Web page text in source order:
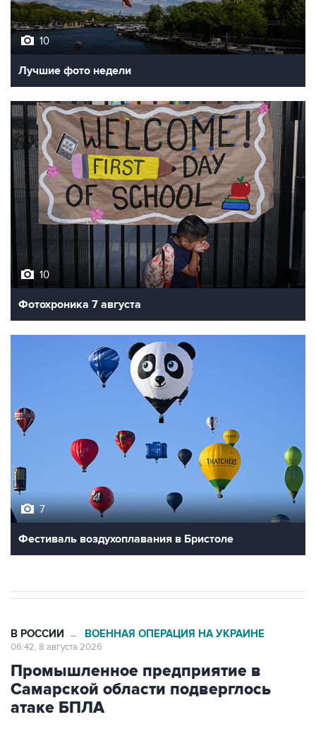
10
Лучшие фото недели
10
Фотохроника 7 августа
7
Фестиваль воздухоплавания в Бристоле
В РОССИИ → ВОЕННАЯ ОПЕРАЦИЯ НА УКРАИНЕ
06:42, 8 августа 2026
Промышленное предприятие в
Самарской области подверглось
атаке БПЛА